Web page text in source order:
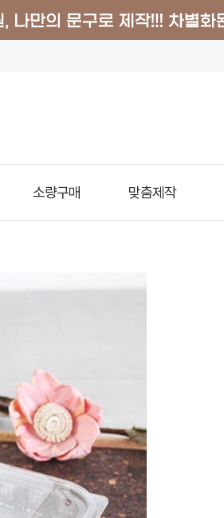
소량구매 맞춤제작